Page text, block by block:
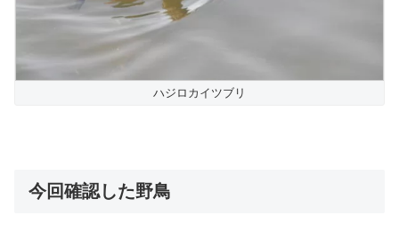
ハジロカイツブリ
今回確認した野鳥